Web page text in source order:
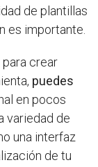
de plantillas
es importante.
para crear
puedes
en pocos
variedad de
una interfaz
de tu